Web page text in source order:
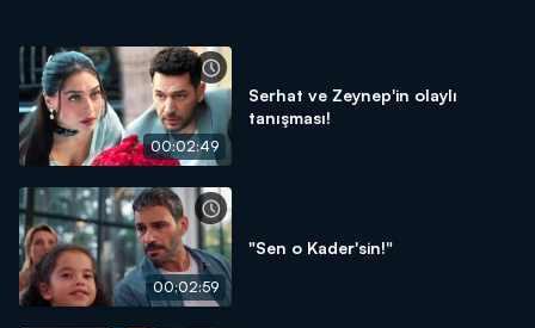
00:02:49
Serhat ve Zeynep'in olaylı
tanışması!
00:02:59
"Sen o Kader'sin!"